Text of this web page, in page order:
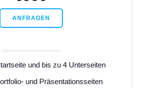
ANFRAGEN
und bis zu 4 Unterseiten
und Präsentationsseiten